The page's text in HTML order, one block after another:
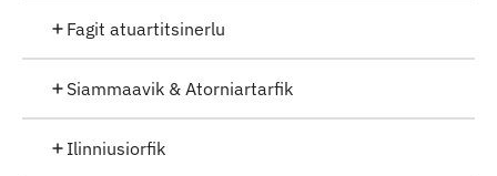
Fagit atuartitsinerlu
Siammaavik & Atorniartarfik
Ilinniusiorfik